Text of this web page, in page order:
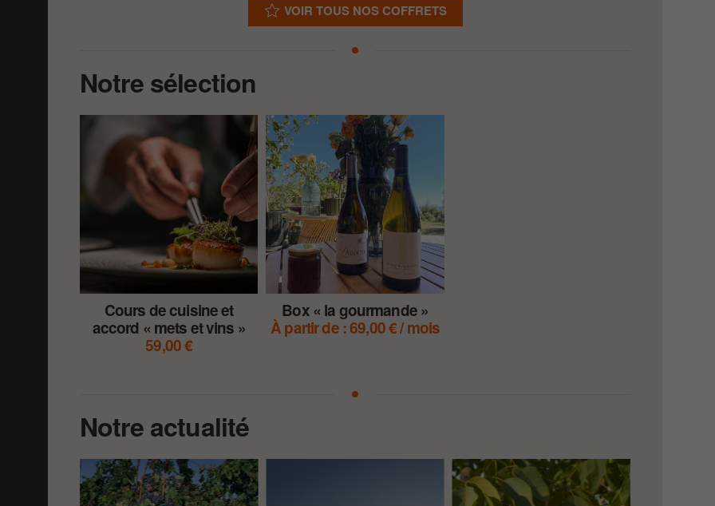
VOIR TOUS NOS COFFRETS
Notre sélection
Cours de cuisine et
accord « mets et vins »
59,00€
Box « la gourmande »
À partir de :69,00€/ mois
Notre actualité